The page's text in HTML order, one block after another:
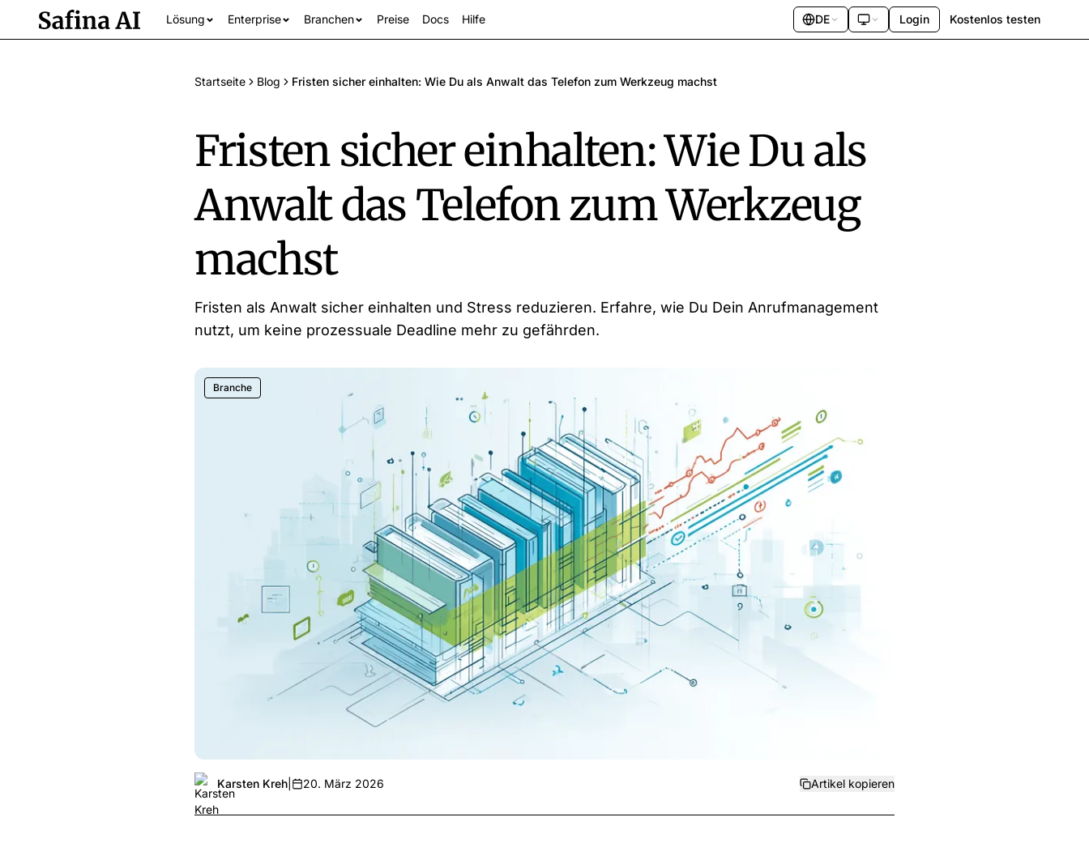
Lösung Enterprise Branchen
Alle Branchen anzeigen
Preise Docs Hilfe DE Login Kostenlos testen
Startseite Blog Fristen sicher einhalten: Wie Du als Anwalt das Telefon zum Werkzeug machst
Fristen sicher einhalten: Wie Du als
Anwalt das Telefon zum Werkzeug
machst
Fristen als Anwalt sicher einhalten und Stress reduzieren. Erfahre, wie Du Dein Anrufmanagement
nutzt, um keine prozessuale Deadline mehr zu gefährden.
Branche
Karsten Kreh 20. März 2026 Artikel kopieren